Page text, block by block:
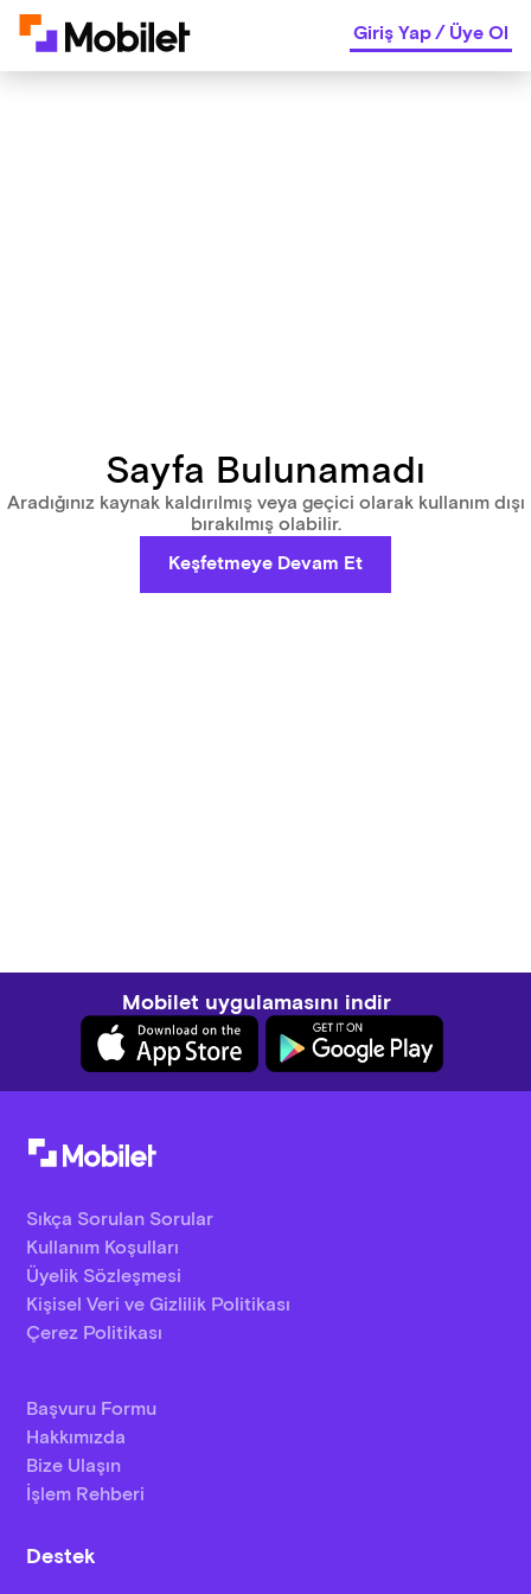
Giriş Yap/Üye Ol
Sayfa Bulunamadı
Aradığınız kaynak kaldırılmış veya geçici olarak kullanım dışı
bırakılmış olabilir.
Keşfetmeye Devam Et
Mobilet uygulamasını indir
Sıkça Sorulan Sorular
Kullanım Koşulları
Üyelik Sözleşmesi
Kişisel Veri ve Gizlilik Politikası
Çerez Politikası
Başvuru Formu
Hakkımızda
Bize Ulaşın
İşlem Rehberi
Destek